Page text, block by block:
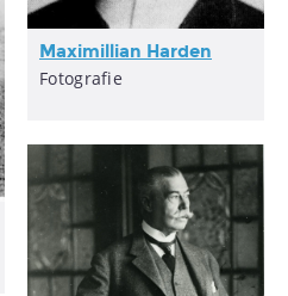
Maximillian Harden
Fotografie